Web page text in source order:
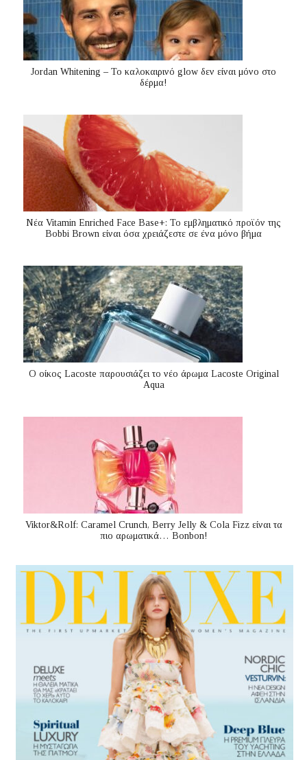
Jordan Whitening – Το καλοκαιρινό glow δεν είναι μόνο στο
δέρμα!
Nέα Vitamin Enriched Face Base+: Το εμβληματικό προϊόν της
Bobbi Brown είναι όσα χρειάζεστε σε ένα μόνο βήμα
Ο οίκος Lacoste παρουσιάζει το νέο άρωμα Lacoste Original
Aqua
Viktor&Rolf: Caramel Crunch, Berry Jelly & Cola Fizz είναι τα
πιο αρωματικά… Bonbon!